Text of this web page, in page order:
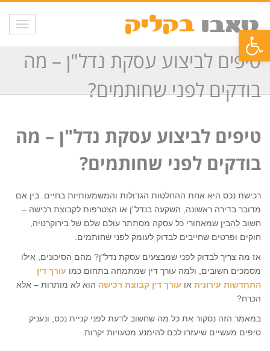
פתח סרגל נגישות
טיפים לביצוע עסקת נדל"ן – מה
בודקים לפני שחותמים?
טיפים לביצוע עסקת נדל"ן – מה
בודקים לפני שחותמים?
רכישת נכס היא אחת ההחלטות הגדולות והמשמעותיות בחיים. בין אם
מדובר בדירה ראשונה, השקעה בנדל"ן או הצטרפות לקבוצת רכישה –
חשוב להבין שמאחורי כל עסקה מסתתר עולם שלם של בירוקרטיה,
חוקים ופרטים שחייבים לבדוק לעומק לפני שחותמים.
אז מה צריך לבדוק לפני שמבצעים עסקת נדל"ן? מהם הסיכונים, אילו
מסמכים חשובים, ולמה עורך דין שמתמחה בתחום כמו עורך דין
התחדשות עירונית או עורך דין קבוצת רכישה הוא לא מותרות – אלא
הכרח?
במאמר הזה נסקור את כל מה שחשוב לדעת לפני קניית נכס, ונעניק
טיפים מעשיים שיעזרו לכם להימנע מטעויות יקרות.